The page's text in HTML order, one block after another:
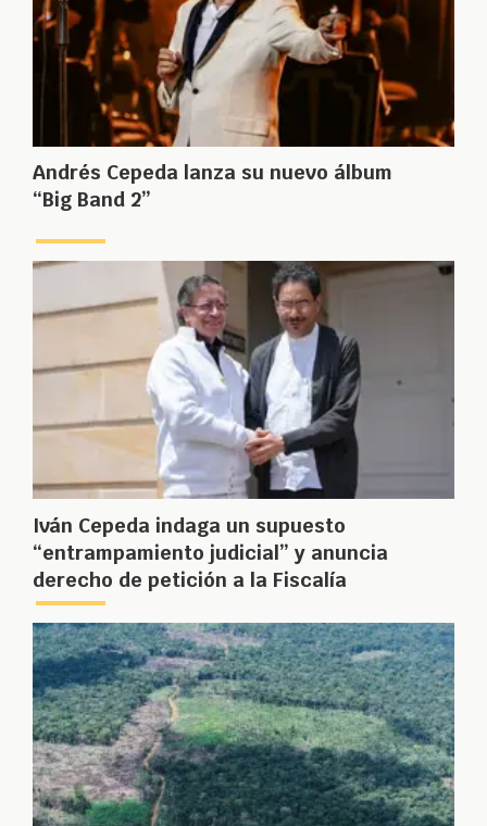
Andrés Cepeda lanza su nuevo álbum
“Big Band 2”
Iván Cepeda indaga un supuesto
“entrampamiento judicial” y anuncia
derecho de petición a la Fiscalía